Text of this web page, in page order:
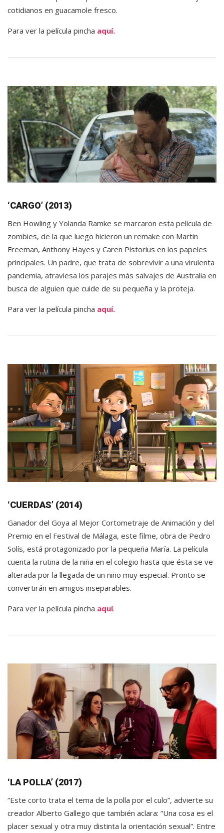
cotidianos en guacamole fresco.
Para ver la película pincha aquí.
‘CARGO’ (2013)
Ben Howling y Yolanda Ramke se marcaron esta película de
zombies, de la que luego hicieron un remake con Martin
Freeman, Anthony Hayes y Caren Pistorius en los papeles
principales. Un padre, que trata de sobrevivir a una virulenta
pandemia, atraviesa los parajes más salvajes de Australia en
busca de alguien que cuide de su pequeña y la proteja.
Para ver la película pincha aquí.
‘CUERDAS’ (2014)
Ganador del Goya al Mejor Cortometraje de Animación y del
Premio en el Festival de Málaga, este filme, obra de Pedro
Solís, está protagonizado por la pequeña María. La película
cuenta la rutina de la niña en el colegio hasta que ésta se ve
alterada por la llegada de un niño muy especial. Pronto se
convertirán en amigos inseparables.
Para ver la película pincha aquí.
‘LA POLLA’ (2017)
“Este corto trata el tema de la polla por el culo”, advierte su
creador Alberto Gallego que también aclara: “Una cosa es el
placer sexual y otra muy distinta la orientación sexual”. Entre